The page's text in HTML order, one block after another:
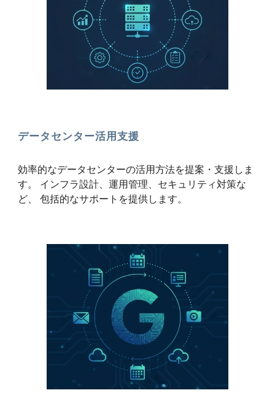
データセンター活用支援
効率的なデータセンターの活用方法を提案・支援しま
す。 インフラ設計、運用管理、セキュリティ対策な
ど、 包括的なサポートを提供します。